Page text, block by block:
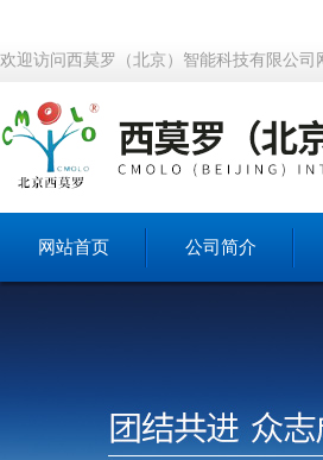
欢迎访问西莫罗（北京）智能科技有限公司
网站首页 公司简介